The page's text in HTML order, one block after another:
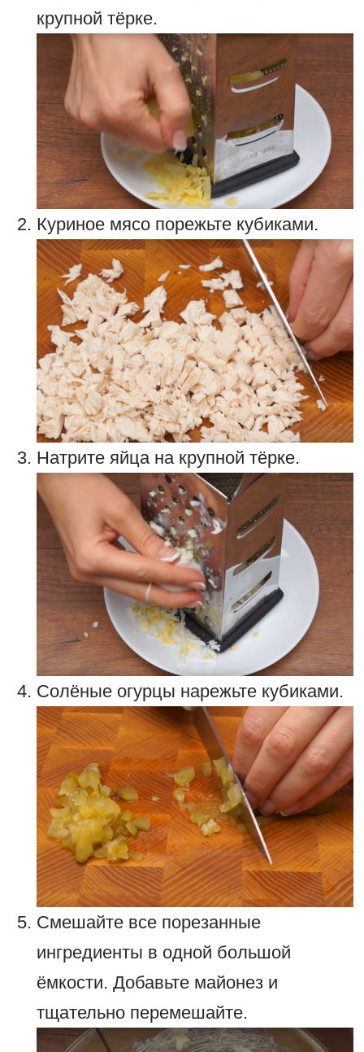
крупной тёрке.
Куриное мясо порежьте кубиками.
Натрите яйца на крупной тёрке.
Солёные огурцы нарежьте кубиками.
Смешайте все порезанные
ингредиенты в одной большой
ёмкости. Добавьте майонез и
тщательно перемешайте.